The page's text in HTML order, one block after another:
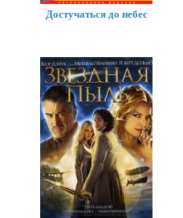
Достучаться до небес